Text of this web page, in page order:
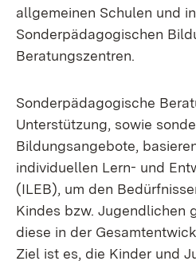
allgemeinen Schulen und in
Sonderpädagogischen
Beratungszentren.
Sonderpädagogische
Unterstützung, sowie
Bildungsangebote,
individuellen Lern- und
(ILEB), um den
Kindes bzw. Jugendlichen
diese in der
Ziel ist es, die Kinder und